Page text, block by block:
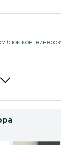
блок контейнеров:
НДС и без НДС.